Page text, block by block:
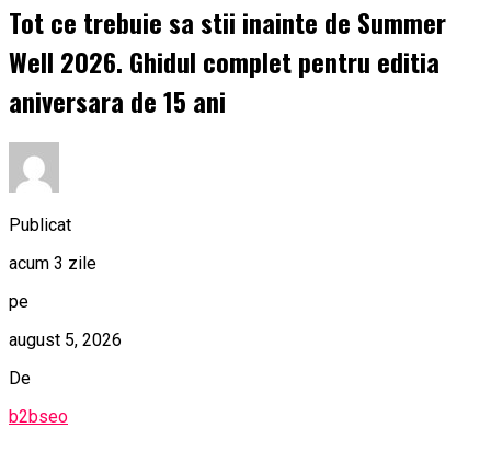
Tot ce trebuie sa stii inainte de Summer
Well 2026. Ghidul complet pentru editia
aniversara de 15 ani
Publicat
acum 3 zile
pe
august 5, 2026
De
b2bseo